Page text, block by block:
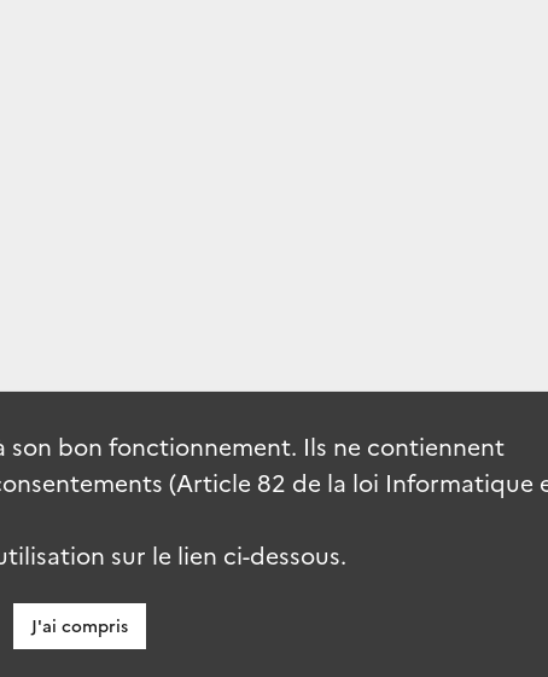
son bon fonctionnement. Ils ne contiennent
(Article 82 de la loi Informatique
sur le lien ci-dessous.
J'ai compris